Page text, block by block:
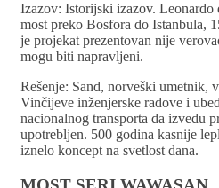
Izazov: Istorijski izazov.
most preko Bosfora do Istanbula,
je projekat prezentovan nije
mogu biti napravljeni.
Rešenje: Sand, norveški umetnik,
Vinčijeve inženjerske radove i
nacionalnog transporta da izvedu
upotrebljen. 500 godina kasnije
iznelo koncept na svetlost dana.